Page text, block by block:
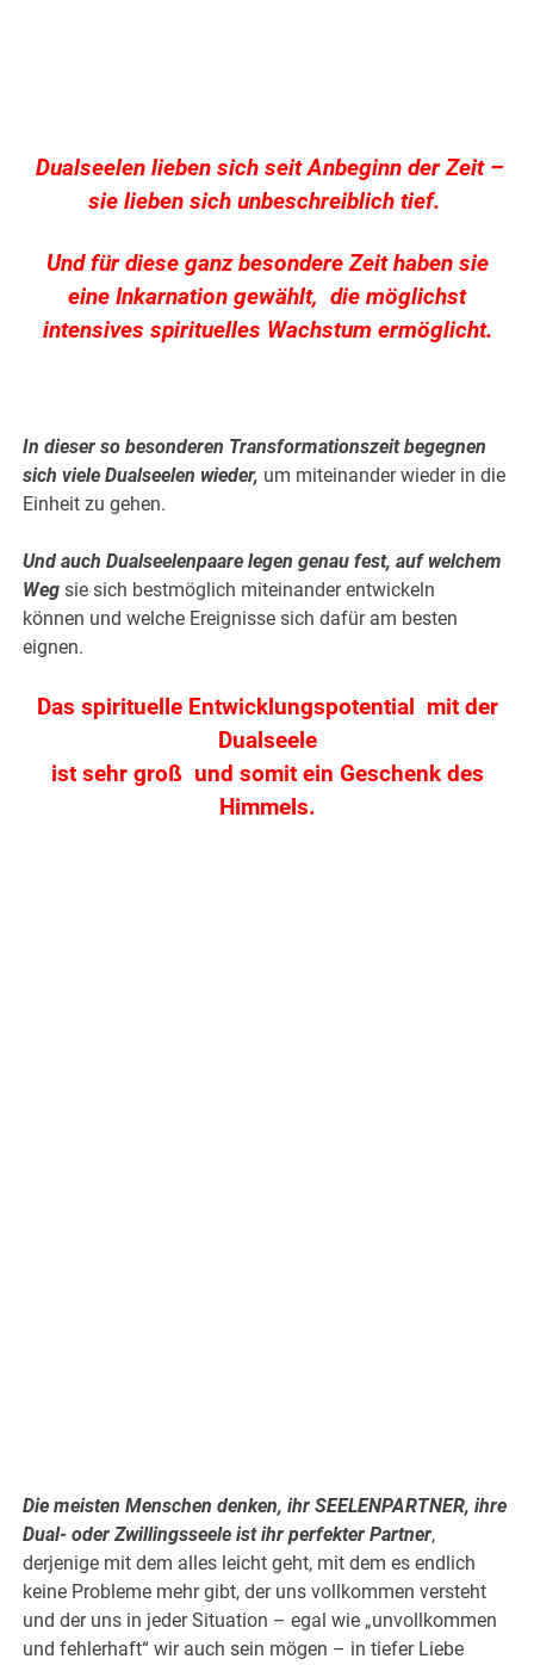
Dualseelen lieben sich seit Anbeginn der Zeit –
sie lieben sich unbeschreiblich tief.
Und für diese ganz besondere Zeit haben sie
eine Inkarnation gewählt, die möglichst
intensives spirituelles Wachstum ermöglicht.
In dieser so besonderen Transformationszeit begegnen
sich viele Dualseelen wieder, um miteinander wieder in die
Einheit zu gehen.
Und auch Dualseelenpaare legen genau fest, auf welchem
Weg sie sich bestmöglich miteinander entwickeln
können und welche Ereignisse sich dafür am besten
eignen.
Das spirituelle Entwicklungspotential mit der
Dualseele
ist sehr groß und somit ein Geschenk des
Himmels.
Die meisten Menschen denken, ihr SEELENPARTNER, ihre
Dual- oder Zwillingsseele ist ihr perfekter Partner,
derjenige mit dem alles leicht geht, mit dem es endlich
keine Probleme mehr gibt, der uns vollkommen versteht
und der uns in jeder Situation – egal wie „unvollkommen
und fehlerhaft“ wir auch sein mögen – in tiefer Liebe